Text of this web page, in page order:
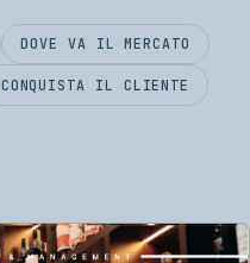
DOVE VA IL MERCATO
CONQUISTA IL CLIENTE